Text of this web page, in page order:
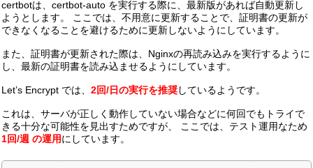
certbotは、certbot-auto を実行する際に、最新版があれば自動更新し
ようとします。 ここでは、不用意に更新することで、証明書の更新が
できなくなることを避けるために更新しないようにしています。
また、証明書が更新された際は、Nginxの再読み込みを実行するように
し、最新の証明書を読み込ませるようにしています。
Let’s Encrypt では、 2回/日の実行を推奨しているようです。
これは、サーバが正しく動作していない場合などに何回でもトライで
きる十分な可能性を見出すためですが、 ここでは、テスト運用なため
1回/週 の運用にしています。